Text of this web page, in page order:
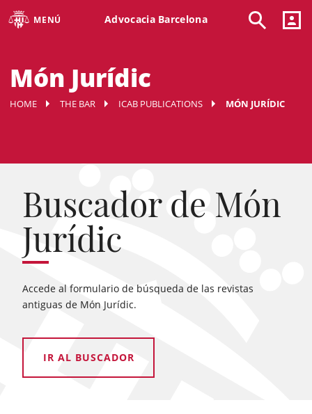
MENÚ Advocacia Barcelona
Món Jurídic
HOME THE BAR ICAB PUBLICATIONS MÓN JURÍDIC
Buscador de Món
Jurídic
Accede al formulario de búsqueda de las revistas
antiguas de Món Jurídic.
IR AL BUSCADOR